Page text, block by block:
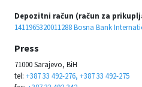
Depozitni račun (račun za
1411965320011288 Bosna Bank
Press
71000 Sarajevo, BiH
tel: +387 33 492-276, +387 33 492-275